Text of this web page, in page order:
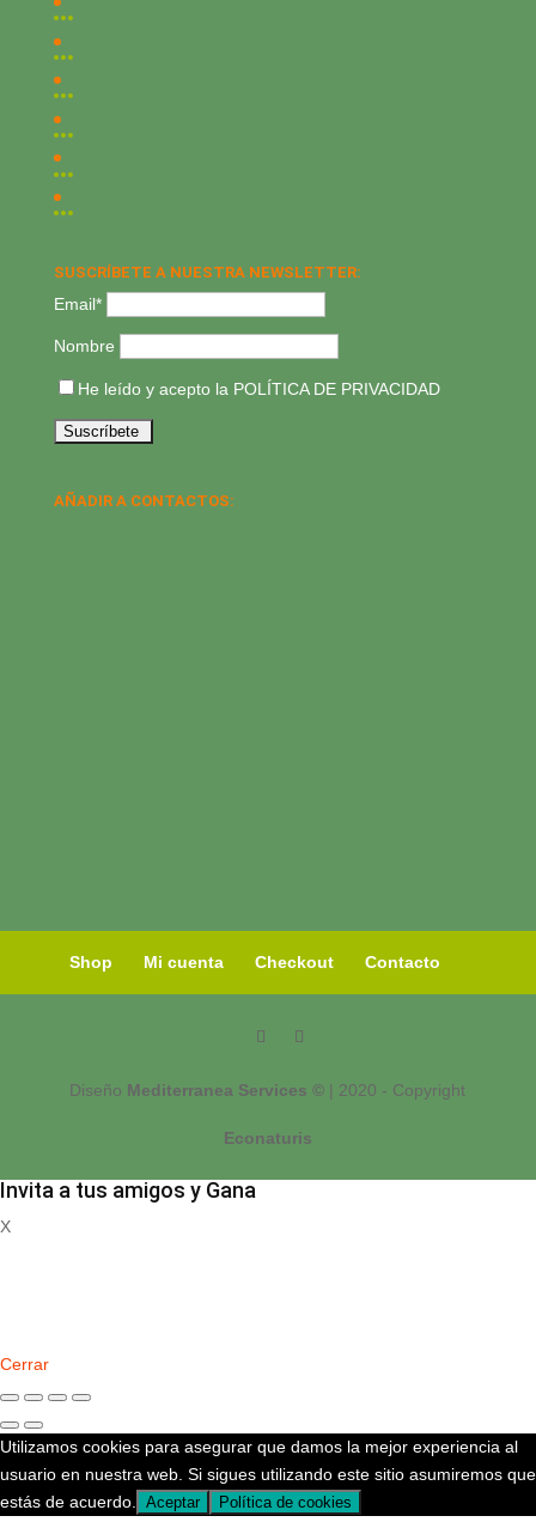
SUSCRÍBETE A NUESTRA NEWSLETTER:
Email*
Nombre
He leído y acepto la POLÍTICA DE PRIVACIDAD
AÑADIR A CONTACTOS:
Shop Mi cuenta Checkout Contacto
Diseño Mediterranea Services © | 2020 - Copyright
Econaturis
Invita a tus amigos y Gana
X
Cerrar
Utilizamos cookies para asegurar que damos la mejor experiencia al
usuario en nuestra web. Si sigues utilizando este sitio asumiremos que
estás de acuerdo.
Aceptar Política de cookies